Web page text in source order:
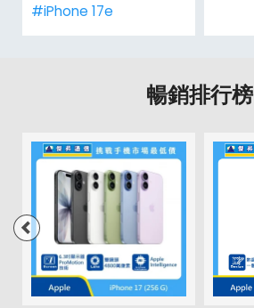
#iPhone 17e
暢銷排行榜